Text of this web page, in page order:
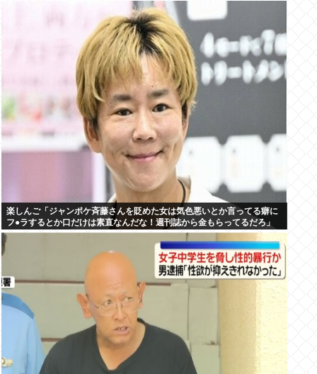
楽しんご「ジャンポケ斉藤さんを貶めた女は気色悪いとか言ってる癖に
フ●ラするとか口だけは素直なんだな！週刊誌から金もらってるだろ」